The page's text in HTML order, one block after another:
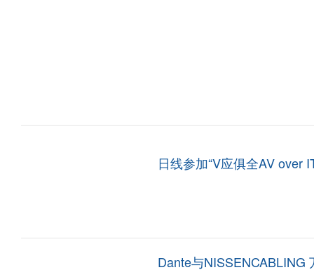
日线参加“V应俱全AV over
Dante与NISSENCABLING